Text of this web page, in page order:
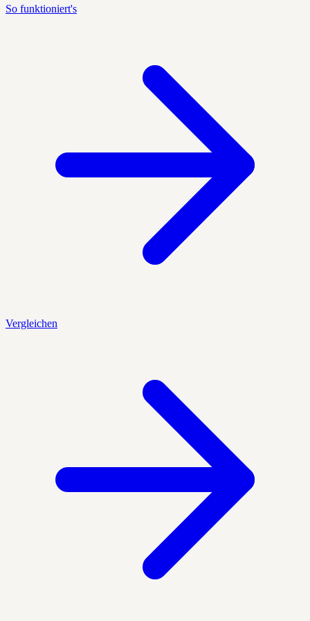
So funktioniert's
Vergleichen